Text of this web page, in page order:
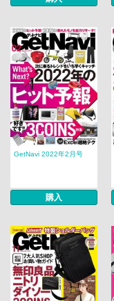
GetNavi 2022年2月号
購入